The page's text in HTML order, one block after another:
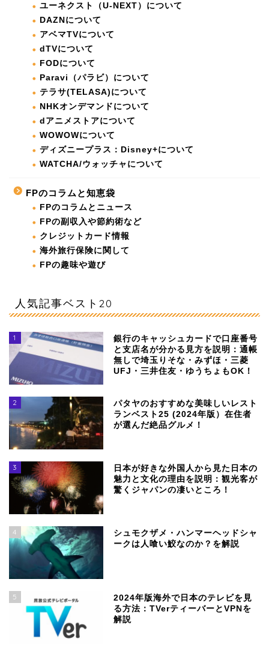
ユーネクスト（U-NEXT）について
DAZNについて
アベマTVについて
dTVについて
FODについて
Paravi（パラビ）について
テラサ(TELASA)について
NHKオンデマンドについて
dアニメストアについて
WOWOWについて
ディズニープラス：Disney+について
WATCHA/ウォッチャについて
FPのコラムと知恵袋
FPのコラムとニュース
FPの副収入や節約術など
クレジットカード情報
海外旅行保険に関して
FPの趣味や遊び
人気記事ベスト20
1
銀行のキャッシュカードで口座番号
と支店名が分かる見方を説明：通帳
無しで埼玉りそな・みずほ・三菱
UFJ・三井住友・ゆうちょもOK！
2
パタヤのおすすめな美味しいレスト
ランベスト25 (2024年版）在住者
が選んだ絶品グルメ！
3
日本が好きな外国人から見た日本の
魅力と文化の理由を説明：観光客が
驚くジャパンの凄いところ！
4
シュモクザメ・ハンマーヘッドシャ
ークは人喰い鮫なのか？を解説
5
2024年版海外で日本のテレビを見
る方法：TVerティーバーとVPNを
解説